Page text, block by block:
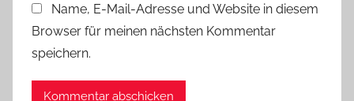
Name, E-Mail-Adresse und Website in diesem
Browser für meinen nächsten Kommentar
speichern.